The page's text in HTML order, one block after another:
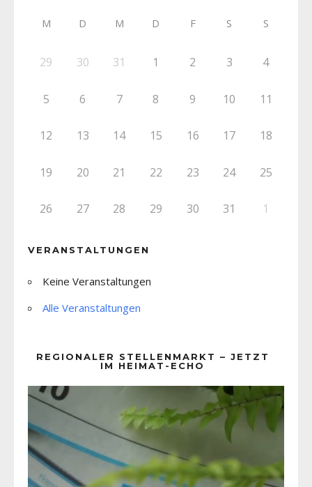
M D M D F S S
29 30 31 1 2 3 4
5 6 7 8 9 10 11
12 13 14 15 16 17 18
19 20 21 22 23 24 25
26 27 28 29 30 31 1
VERANSTALTUNGEN
Keine Veranstaltungen
Alle Veranstaltungen
REGIONALER STELLENMARKT – JETZT
IM HEIMAT-ECHO
Player